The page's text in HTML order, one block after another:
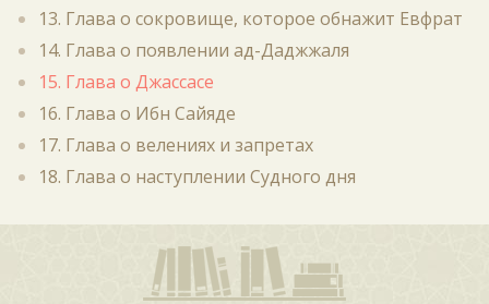
13. Глава о сокровище, которое обнажит Евфрат
14. Глава о появлении ад-Даджжаля
15. Глава о Джассасе
16. Глава о Ибн Сайяде
17. Глава о велениях и запретах
18. Глава о наступлении Судного дня